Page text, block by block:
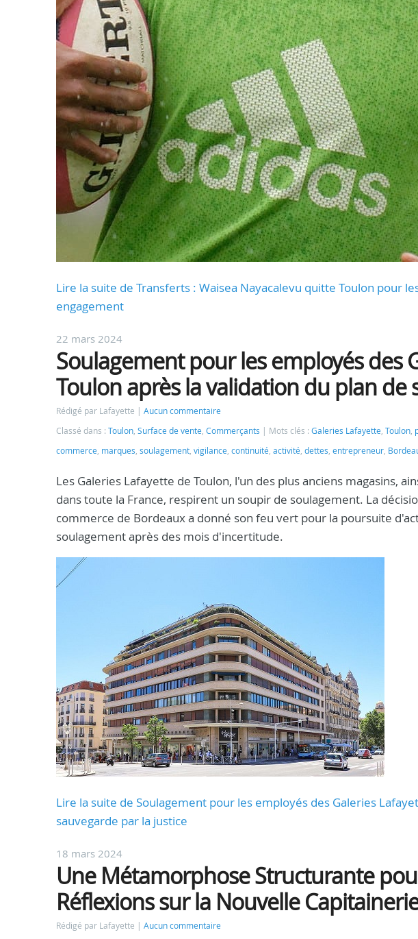
Lire la suite de Transferts : Waisea Nayacalevu quitte Toulon pour
engagement
22 mars 2024
Soulagement pour les employés des
Toulon après la validation du plan de
Rédigé par Lafayette
Aucun commentaire
Classé dans : Toulon, Surface de vente, Commerçants Mots clés : Galeries Lafayette, Toulon,
commerce, marques, soulagement, vigilance, continuité, activité, dettes, entrepreneur,
Les Galeries Lafayette de Toulon, l'un des plus anciens magasins,
dans toute la France, respirent un soupir de soulagement. La
commerce de Bordeaux a donné son feu vert pour la poursuite
soulagement après des mois d'incertitude.
Lire la suite de Soulagement pour les employés des Galeries
sauvegarde par la justice
18 mars 2024
Une Métamorphose Structurante
Réflexions sur la Nouvelle
Rédigé par Lafayette Aucun commentaire